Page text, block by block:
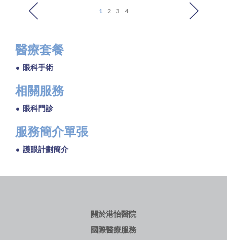
1 2 3 4
醫療套餐
眼科手術
相關服務
眼科門診
服務簡介單張
護眼計劃簡介
關於港怡醫院
國際醫療服務